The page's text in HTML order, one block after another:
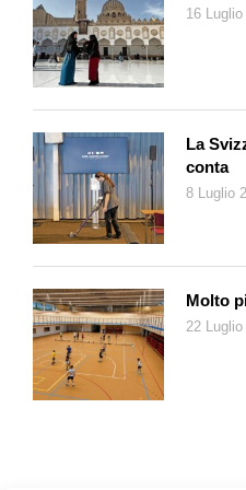
fotografo se non avessi
frammenti salvati tra un
abbiano qualche cosa da
fatto, perché quello sono io.
Non artista, non ritrattista,
antropologo… ma nemmeno
di essere «solo» un
Mi appassiona il ritratto, trovo
fotografia. Se non c’è racconto
cuoco o lo scultore, se in
racconto, non c’è niente. Mi
Avesse fatto il narratore,
o poesie?
16
La
conta
8 Luglio
Molto
22